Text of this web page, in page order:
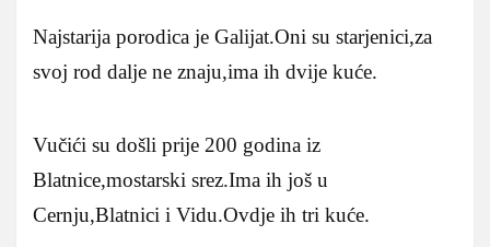
Najstarija porodica je Galijat.Oni su starjenici,za
svoj rod dalje ne znaju,ima ih dvije kuće.
Vučići su došli prije 200 godina iz
Blatnice,mostarski srez.Ima ih još u
Cernju,Blatnici i Vidu.Ovdje ih tri kuće.